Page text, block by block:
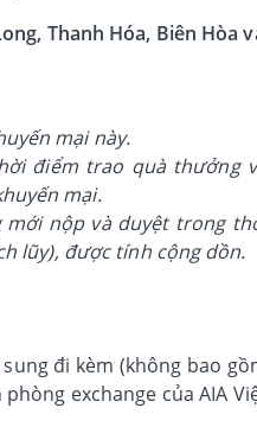
Thanh Hóa, Biên Hòa
mại này.
điểm trao quà thưởng
mại.
mới nộp và duyệt trong
lũy), được tính cộng dồn.
đi kèm (không bao
exchange của AIA